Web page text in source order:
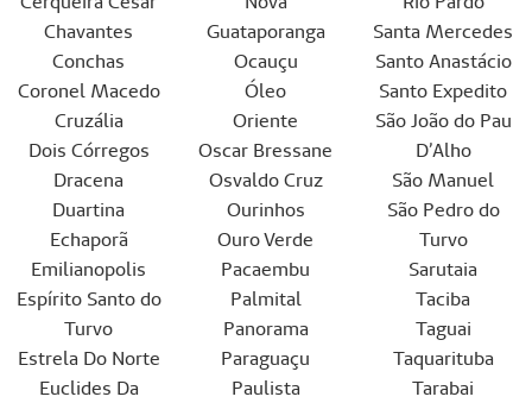
Chavantes
Conchas
Coronel Macedo
Cruzália
Dois Córregos
Dracena
Duartina
Echaporã
Emilianopolis
Espírito Santo do
Turvo
Estrela Do Norte
Euclides Da
Guataporanga
Ocauçu
Óleo
Oriente
Oscar Bressane
Osvaldo Cruz
Ourinhos
Ouro Verde
Pacaembu
Palmital
Panorama
Paraguaçu
Paulista
Santa Mercedes
Santo Anastácio
Santo Expedito
São João do Pau
D’Alho
São Manuel
São Pedro do
Turvo
Sarutaia
Taciba
Taguai
Taquarituba
Tarabai